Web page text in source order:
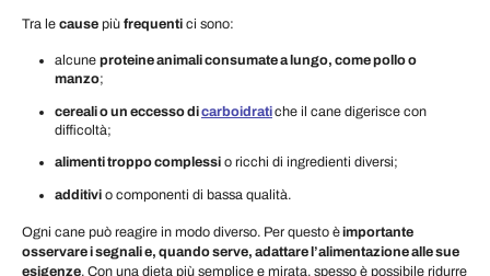
Tra le cause più frequenti ci sono:
alcune proteine animali consumate a lungo, come pollo o
manzo;
cereali o un eccesso dicarboidratiche il cane digerisce con
difficoltà;
alimenti troppo complessi o ricchi di ingredienti diversi;
additivi o componenti di bassa qualità.
Ogni cane può reagire in modo diverso. Per questo èimportante
osservare i segnali e, quando serve, adattare l’alimentazione alle sue
esigenze. Con una dieta più semplice e mirata, spesso è possibile ridurre